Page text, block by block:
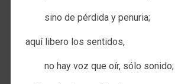
sino de pérdida y penuria;
aquí libero los sentidos,
no hay voz que oír, sólo sonido;